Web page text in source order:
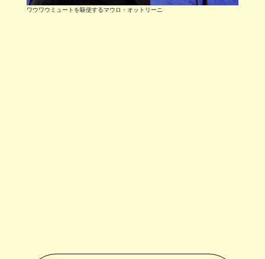
ワウワウミュートを駆使するマウロ・オットリーニ